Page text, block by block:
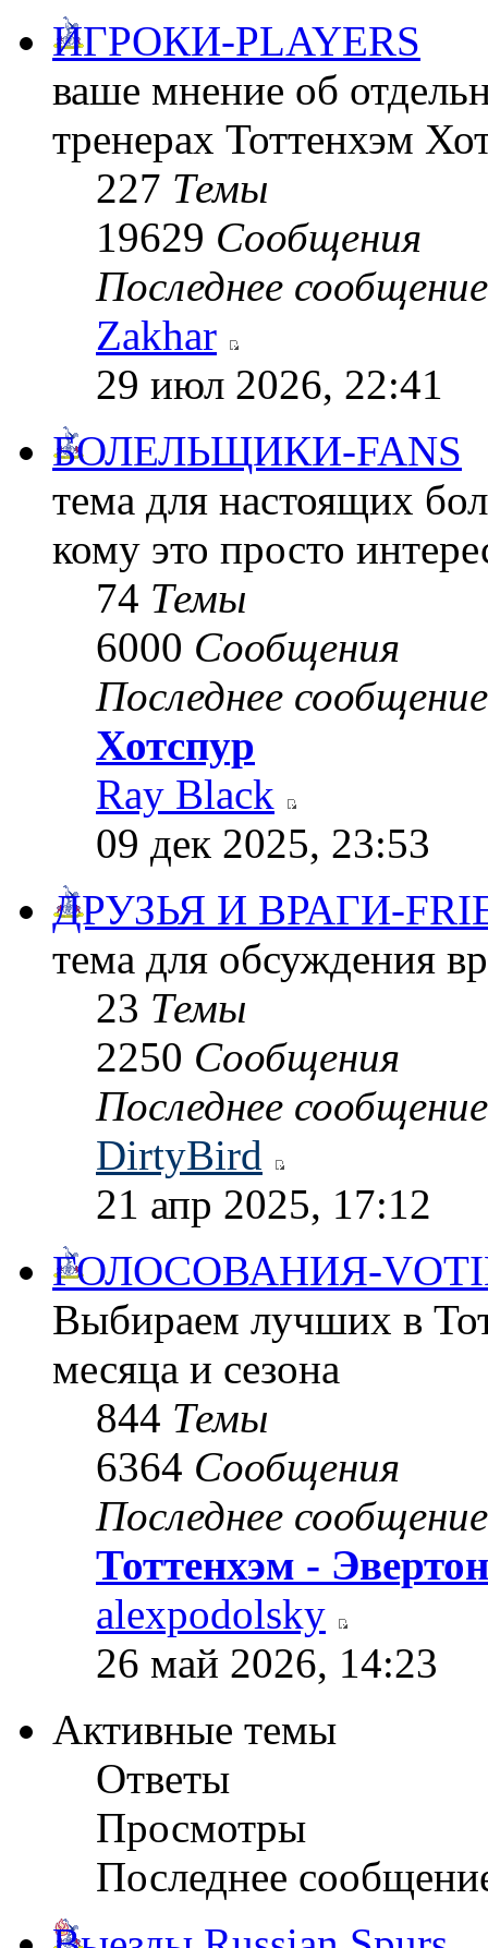
ИГРОКИ-PLAYERS
ваше мнение об
тренерах Тоттенхэм
227 Темы
19629 Сообщения
Последнее сообщение
Zakhar
29 июл 2026, 22:41
БОЛЕЛЬЩИКИ-FANS
тема для настоящих
кому это просто
74 Темы
6000 Сообщения
Последнее сообщение
Хотспур
Ray Black
09 дек 2025, 23:53
ДРУЗЬЯ И ВРАГИ-
тема для обсуждения
23 Темы
2250 Сообщения
Последнее сообщение
DirtyBird
21 апр 2025, 17:12
ГОЛОСОВАНИЯ-
Выбираем лучших в
месяца и сезона
844 Темы
6364 Сообщения
Последнее сообщение
Тоттенхэм -
alexpodolsky
26 май 2026, 14:23
Активные темы
Ответы
Просмотры
Последнее